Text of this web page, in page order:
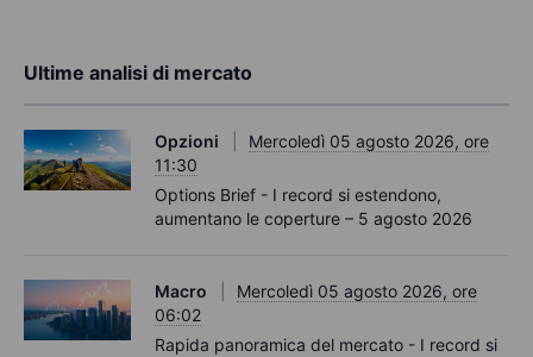
Ultime analisi di mercato
Opzioni
Mercoledì 05 agosto 2026, ore
11:30
Options Brief - I record si estendono,
aumentano le coperture – 5 agosto 2026
Macro
Mercoledì 05 agosto 2026, ore
06:02
Rapida panoramica del mercato - I record si